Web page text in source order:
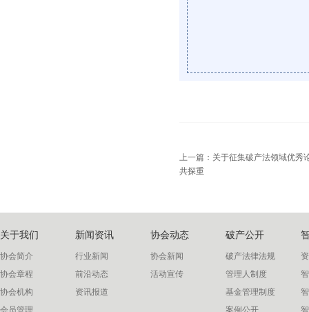
上一篇： 关于征集破产法领域优秀
共探重
关于我们
协会简介
协会章程
协会机构
会员管理
新闻资讯
行业新闻
前沿动态
资讯报道
协会动态
协会新闻
活动宣传
破产公开
破产法律法规
管理人制度
基金管理制度
案例公开